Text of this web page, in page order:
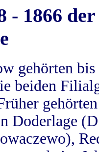
- 1866
gehörten
beiden
Doderlage